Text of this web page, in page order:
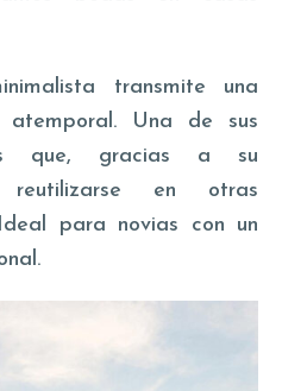
transmite una
atemporal. Una de sus
que, gracias a su
reutilizarse en otras
para novias con un